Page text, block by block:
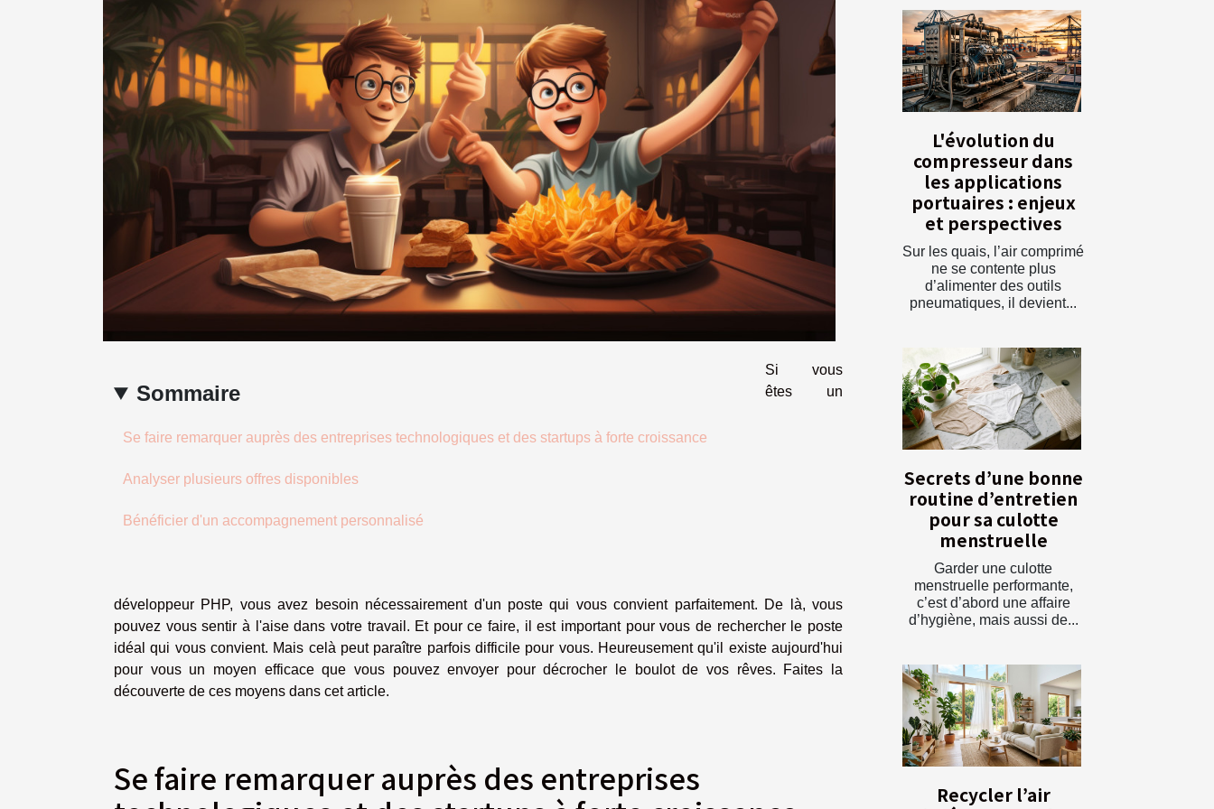
Sommaire
Se faire remarquer auprès des entreprises technologiques et des startups à forte croissance
Analyser plusieurs offres disponibles
Bénéficier d'un accompagnement personnalisé
Si vous
êtes un
développeur PHP, vous avez besoin nécessairement d'un poste qui vous convient parfaitement. De là, vous
pouvez vous sentir à l'aise dans votre travail. Et pour ce faire, il est important pour vous de rechercher le poste
idéal qui vous convient. Mais celà peut paraître parfois difficile pour vous. Heureusement qu'il existe aujourd'hui
pour vous un moyen efficace que vous pouvez envoyer pour décrocher le boulot de vos rêves. Faites la
découverte de ces moyens dans cet article.
Se faire remarquer auprès des entreprises
L'évolution du
compresseur dans
les applications
portuaires : enjeux
et perspectives
Sur les quais, l’air comprimé
ne se contente plus
d’alimenter des outils
pneumatiques, il devient...
Secrets d’une bonne
routine d’entretien
pour sa culotte
menstruelle
Garder une culotte
menstruelle performante,
c’est d’abord une affaire
d’hygiène, mais aussi de...
Recycler l’air